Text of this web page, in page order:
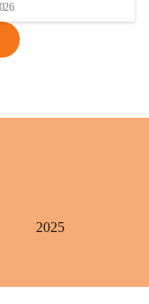
+1
2025